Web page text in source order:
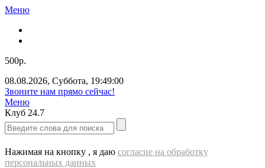
Меню
500р.
08.08.2026, Суббота, 19:49:01
Звоните нам прямо сейчас!
Меню
Клуб 24.7
Нажимая на кнопку , я даю согласие на обработку
персональных данных